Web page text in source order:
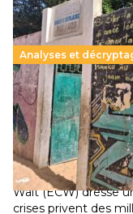
Analyses et
258 millions
chocs
population
11 juillet 2026- National
Un nouveau rapport
Wait (ECW) dresse
crises privent des